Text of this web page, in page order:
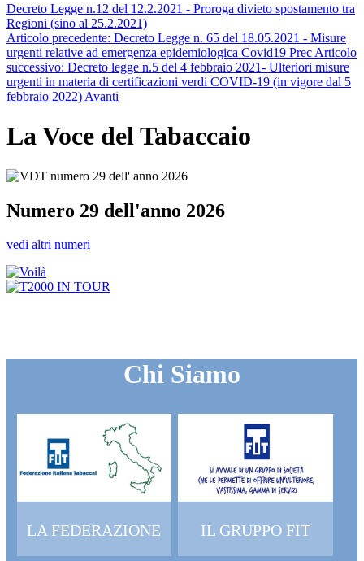
Decreto Legge n.12 del 12.2.2021 - Proroga divieto spostamento tra
Regioni (sino al 25.2.2021)
Articolo precedente: Decreto Legge n. 65 del 18.05.2021 - Misure
urgenti relative ad emergenza epidemiologica Covid19 Prec Articolo
successivo: Decreto legge n.5 del 4 febbraio 2021- Ulteriori misure
urgenti in materia di certificazioni verdi COVID-19 (in vigore dal 5
febbraio 2022) Avanti
La Voce del Tabaccaio
Numero 29 dell'anno 2026
vedi altri numeri
Chi Siamo
LA FEDERAZIONE IL GRUPPO FIT